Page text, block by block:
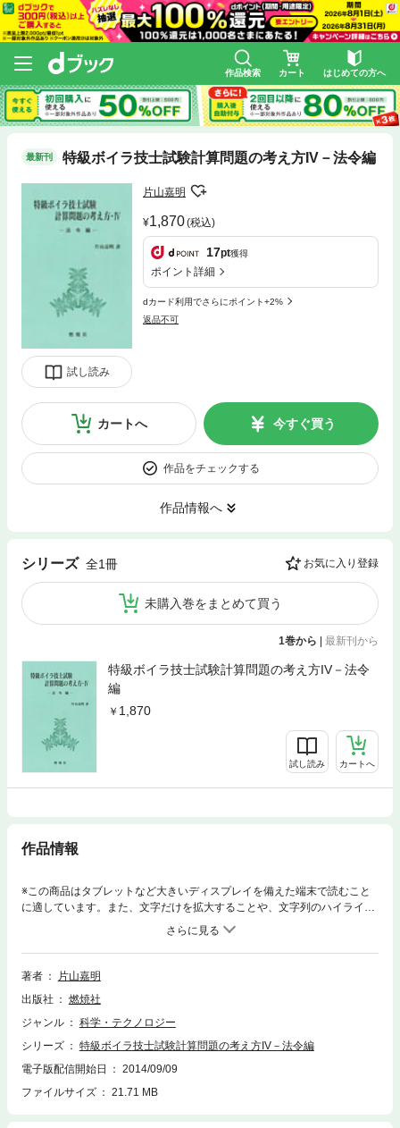
作品検索 カート はじめての方へ
最新刊 特級ボイラ技士試験計算問題の考え方IV－法令編
試し読み
片山嘉明
1,870(税込)
17pt獲得
ポイント詳細
dカード利用でさらにポイント+2%
返品不可
カートへ 今すぐ買う
作品をチェックする
作品情報へ
シリーズ 全1冊 お気に入り登録
未購入巻をまとめて買う
1巻から 最新刊から
特級ボイラ技士試験計算問題の考え方IV－法令
編
1,870
試し読み カートへ
作品情報
※この商品はタブレットなど大きいディスプレイを備えた端末で読むこと
に適しています。また、文字だけを拡大することや、文字列のハイライ
ト、検索、辞書の参照、引用などの機能が使用できません。国際単位系(S
I)を採用した新しい計量法が平成4年5月20日に公布され平成5年11月1日か
ら施行された。これにより圧力の単位はPa(パスカル)が使われることにな
り、従来から使われていたkgf/cm2を使ってよいのは平成11年9月30日ま
び圧力容器安全規則、ボイラ構造規格などが平成11年に改正された。本書
では、過去の試験問題でその後法令が改正された部分については現行の法
a)に慣れてもらうために過去の問題の数値をSI単位に換算して示し、か
つ、従来単位(kgf/cm2など)による値をカッコ内に付記した。
著者
片山嘉明
出版社
燃焼社
ジャンル
科学・テクノロジー
シリーズ
特級ボイラ技士試験計算問題の考え方IV－法令編
電子版配信開始日
2014/09/09
ファイルサイズ
21.71 MB